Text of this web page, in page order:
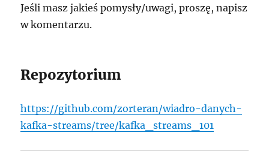
Jeśli masz jakieś pomysły/uwagi, proszę, napisz
w komentarzu.
Repozytorium
https://github.com/zorteran/wiadro-danych-
kafka-streams/tree/kafka_streams_101